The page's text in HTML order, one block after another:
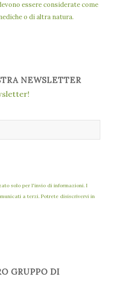
essere considerate come
o di altra natura.
NEWSLETTER
solo per l'invio di informazioni. I
a terzi. Potrete disiscrivervi in
GRUPPO DI